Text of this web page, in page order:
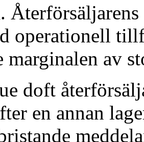
operationell
marginalen av
doft
en annan